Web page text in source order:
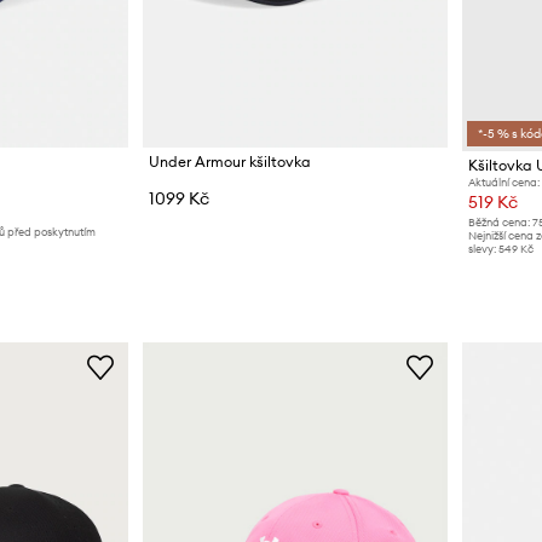
před poskytnutím
Under Armour kšiltovka
1099 Kč
*-5 % s
Kšiltovka
Aktuální cena:
519 Kč
Běžná cena:
Nejnižší cena
slevy: 549 Kč